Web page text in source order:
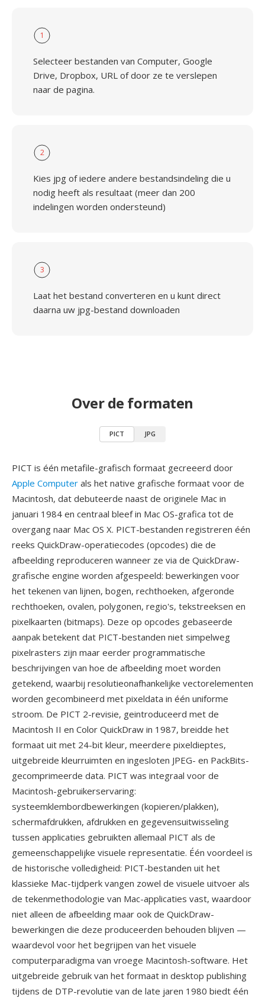
1
Selecteer bestanden van Computer, Google
Drive, Dropbox, URL of door ze te verslepen
naar de pagina.
2
Kies jpg of iedere andere bestandsindeling die u
nodig heeft als resultaat (meer dan 200
indelingen worden ondersteund)
3
Laat het bestand converteren en u kunt direct
daarna uw jpg-bestand downloaden
Over de formaten
PICT JPG
PICT is één metafile-grafisch formaat gecreeerd door
Apple Computer als het native grafische formaat voor de
Macintosh, dat debuteerde naast de originele Mac in
januari 1984 en centraal bleef in Mac OS-grafica tot de
overgang naar Mac OS X. PICT-bestanden registreren één
reeks QuickDraw-operatiecodes (opcodes) die de
afbeelding reproduceren wanneer ze via de QuickDraw-
grafische engine worden afgespeeld: bewerkingen voor
het tekenen van lijnen, bogen, rechthoeken, afgeronde
rechthoeken, ovalen, polygonen, regio's, tekstreeksen en
pixelkaarten (bitmaps). Deze op opcodes gebaseerde
aanpak betekent dat PICT-bestanden niet simpelweg
pixelrasters zijn maar eerder programmatische
beschrijvingen van hoe de afbeelding moet worden
getekend, waarbij resolutieonafhankelijke vectorelementen
worden gecombineerd met pixeldata in één uniforme
stroom. De PICT 2-revisie, geintroduceerd met de
Macintosh II en Color QuickDraw in 1987, breidde het
formaat uit met 24-bit kleur, meerdere pixeldieptes,
uitgebreide kleurruimten en ingesloten JPEG- en PackBits-
gecomprimeerde data. PICT was integraal voor de
Macintosh-gebruikerservaring:
systeemklembordbewerkingen (kopieren/plakken),
schermafdrukken, afdrukken en gegevensuitwisseling
tussen applicaties gebruikten allemaal PICT als de
gemeenschappelijke visuele representatie. Één voordeel is
de historische volledigheid: PICT-bestanden uit het
klassieke Mac-tijdperk vangen zowel de visuele uitvoer als
de tekenmethodologie van Mac-applicaties vast, waardoor
niet alleen de afbeelding maar ook de QuickDraw-
bewerkingen die deze produceerden behouden blijven —
waardevol voor het begrijpen van het visuele
computerparadigma van vroege Macintosh-software. Het
uitgebreide gebruik van het formaat in desktop publishing
tijdens de DTP-revolutie van de late jaren 1980 biedt één